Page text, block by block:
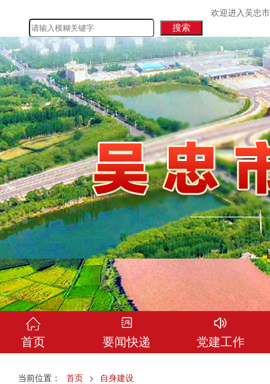
欢迎进入吴忠
首页 要闻快递 党建工作
当前位置： 首页 > 自身建设